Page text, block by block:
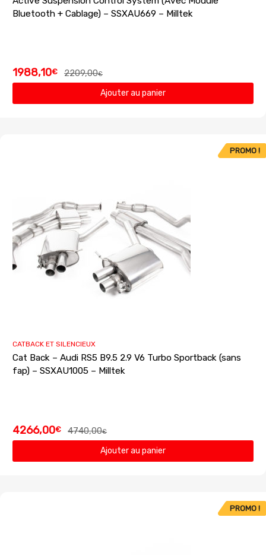
Bluetooth + Cablage) – SSXAU669 – Milltek
2209,00€
1988,10€
Ajouter au panier
PROMO !
CATBACK ET SILENCIEUX
Cat Back – Audi RS5 B9.5 2.9 V6 Turbo Sportback (sans
fap) – SSXAU1005 – Milltek
4740,00€
4266,00€
Ajouter au panier
PROMO !